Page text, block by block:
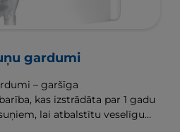
gardumi
– garšīga
kas izstrādāta par 1 gadu
lai atbalstītu veselīgu